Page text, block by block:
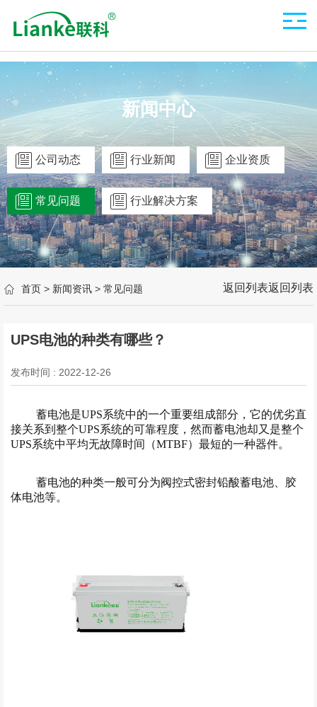
新闻中心
公司动态 行业新闻 企业资质
常见问题 行业解决方案
首页 > 新闻资讯 > 常见问题 返回列表
返回列表
UPS电池的种类有哪些？
发布时间 : 2022-12-26
蓄电池是UPS系统中的一个重要组成部分，它的优劣直
接关系到整个UPS系统的可靠程度，然而蓄电池却又是整个
UPS系统中平均无故障时间（MTBF）最短的一种器件。
蓄电池的种类一般可分为阀控式密封铅酸蓄电池、胶
体电池等。